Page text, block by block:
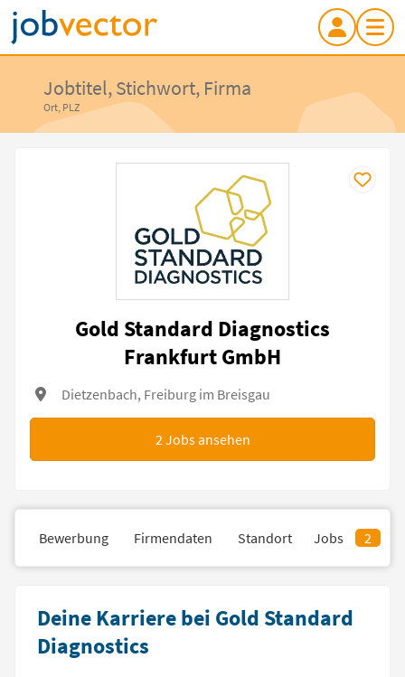
Jobtitel, Stichwort, Firma
Ort, PLZ
Gold Standard Diagnostics
Frankfurt GmbH
Dietzenbach, Freiburg im Breisgau
2Jobs ansehen
Bewerbung Firmendaten Standort Jobs 2
Deine Karriere bei Gold Standard
Diagnostics